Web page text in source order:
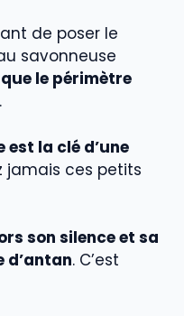
de poser le
savonneuse
le périmètre
.
est la clé d’une
jamais ces petits
son silence et sa
d’antan. C’est